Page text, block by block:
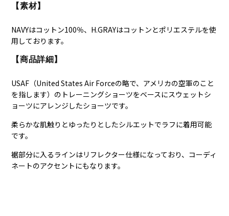
【素材】
NAVYはコットン100％、H.GRAYはコットンとポリエステルを使
用しております。
【商品詳細】
USAF（United States Air Forceの略で、アメリカの空軍のこと
を指します） のトレーニングショーツをベースにスウェットシ
ョーツにアレンジしたショーツです。
柔らかな肌触りとゆったりとしたシルエットでラフに着用可能
です。
裾部分に入るラインはリフレクター仕様になっており、コーディ
ネートのアクセントにもなります。